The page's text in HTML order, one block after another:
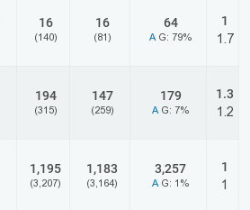
16
(140)
16
(81)
64
A G: 79%
1
1.7
194
(315)
147
(259)
179
A G: 7%
1.3
1.2
1,195
(3,207)
1,183
(3,164)
3,257
A G: 1%
1
1